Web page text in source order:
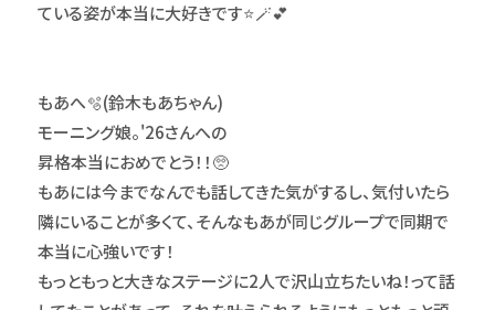
ている姿が本当に大好きです⭐️🪄💕
もあへ🫧(鈴木もあちゃん)
モーニング娘。'26さんへの
昇格本当におめでとう！！🥺
もあには今までなんでも話してきた気がするし、気付いたら
隣にいることが多くて、そんなもあが同じグループで同期で
本当に心強いです！
もっともっと大きなステージに2人で沢山立ちたいね！って話